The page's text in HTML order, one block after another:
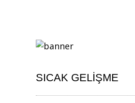
SICAK GELIŞME